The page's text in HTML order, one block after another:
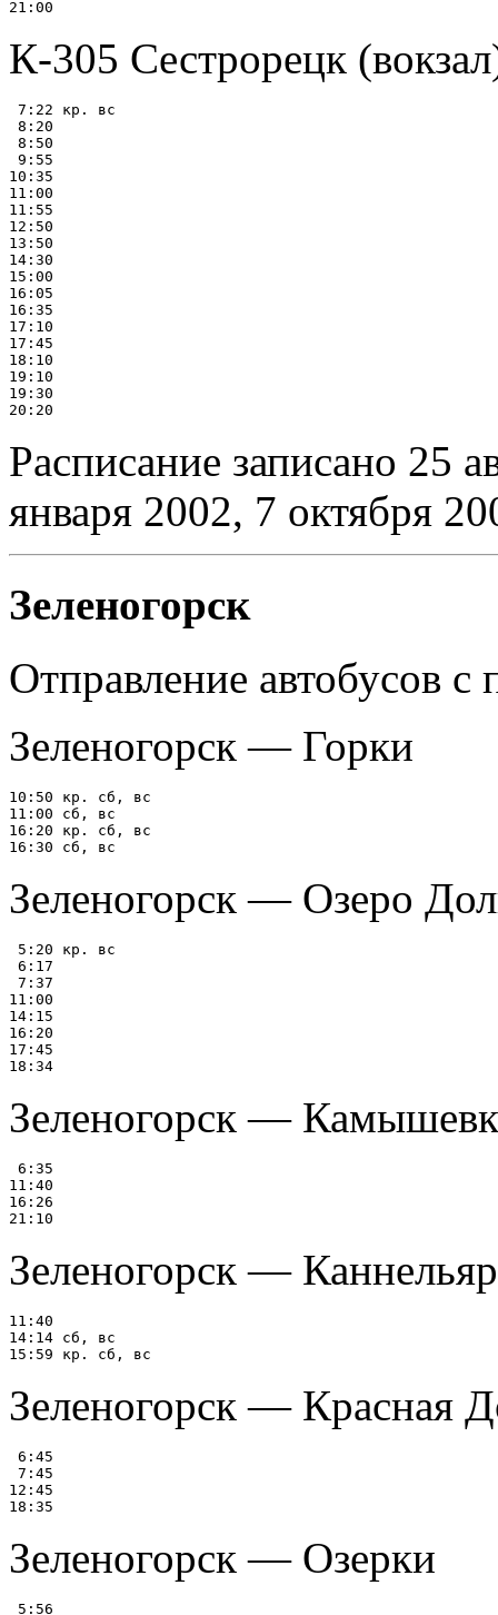
К-305 Сестpоpецк
7:22 кр. вс
8:20
8:50
9:55
10:35
11:00
11:55
12:50
13:50
14:30
15:00
16:05
16:35
17:10
17:45
18:10
19:10
19:30
Расписание записано 25
января 2002, 7 октября
Зеленогорск
Отправление автобусов
Зеленогорск — Горки
10:50 кр. сб, вс
11:00 сб, вс
16:20 кр. сб, вс
Зеленогорск — Озеро
5:20 кр. вс
6:17
7:37
11:00
14:15
16:20
17:45
Зеленогорск —
6:35
11:40
16:26
Зеленогорск —
11:40
14:14 сб, вс
Зеленогорск — Красная
6:45
7:45
12:45
Зеленогорск — Озерки
5:56